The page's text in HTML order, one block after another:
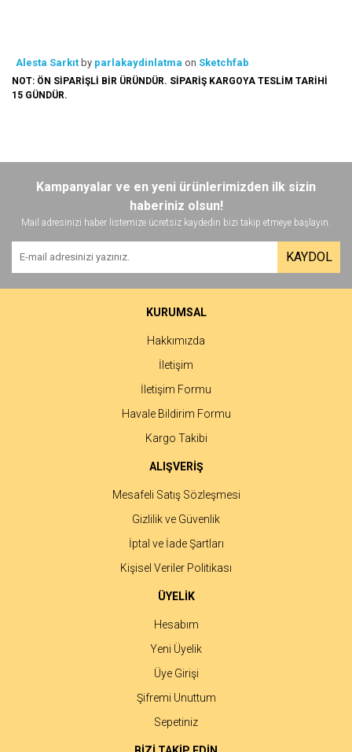
Alesta Sarkıt by parlakaydinlatma on Sketchfab
NOT: ÖN SİPARİŞLİ BİR ÜRÜNDÜR. SİPARİŞ KARGOYA TESLİM TARİHİ
15 GÜNDÜR.
Bu ürüne ilk yorumu siz yapın!
Yorum Yaz
tarafımıza iletebilirsiniz.
Görüş ve önerileriniz için teşekkür ederiz.
Ürün resmi kalitesiz, bozuk veya görüntülenemiyor.
Ürün açıklamasında eksik bilgiler bulunuyor.
Ürün fiyatı diğer sitelerden daha pahalı.
Gönder
Kampanyalar ve en yeni ürünlerimizden ilk sizin
haberiniz olsun!
Mail adresinizi haber listemize ücretsiz kaydedin bizi takip etmeye başlayın.
KAYDOL
KURUMSAL
Hakkımızda
İletişim
İletişim Formu
Havale Bildirim Formu
Kargo Takibi
ALIŞVERİŞ
Mesafeli Satış Sözleşmesi
Gizlilik ve Güvenlik
İptal ve İade Şartları
Kişisel Veriler Politikası
ÜYELİK
Hesabım
Yeni Üyelik
Üye Girişi
Şifremi Unuttum
Sepetiniz